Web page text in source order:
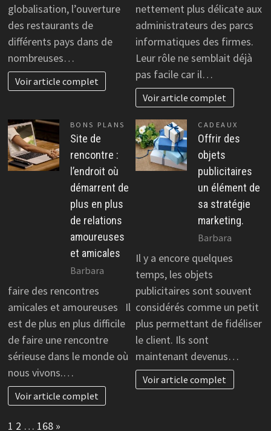
globalisation, l’ouverture
des restaurants de
différents pays dans de
nombreuses…
Voir article complet
nettement plus délicate aux
administrateurs des parcs
informatiques des firmes.
Leur rôle ne semblait déjà
pas facile car il…
Voir article complet
BONS PLANS
Site de
rencontre :
l’endroit où
démarrent de
plus en plus
de relations
amoureuses
et amicales
Barbara
faire des rencontres
amicales et amoureuses Il
est de plus en plus difficile
de faire une rencontre
sérieuse dans le monde où
nous vivons.…
Voir article complet
CADEAUX
Offrir des
objets
publicitaires
un élément de
sa stratégie
marketing.
Barbara
Il y a encore quelques
temps, les objets
publicitaires sont souvent
considérés comme un petit
plus permettant de fidéliser
le client. Ils sont
maintenant devenus…
Voir article complet
Page:
1 2 … 168 Next
»